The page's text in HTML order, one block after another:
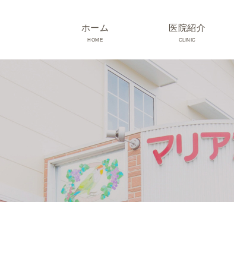
ホーム
HOME
医院紹介
CLINIC
院長･スタッフ紹介
診療時間･アクセス
院内紹介･初診の方へ
医院設備